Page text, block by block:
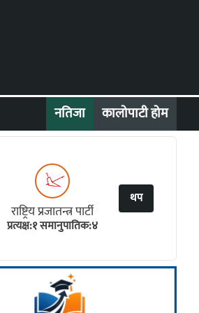
नतिजा कालोपाटी होम
राष्ट्रिय प्रजातन्त्र पार्टी
प्रत्यक्ष:१ समानुपातिक:४
थप